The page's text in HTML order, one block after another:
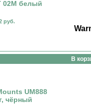
белый
руб.
В
UM888
чёрный